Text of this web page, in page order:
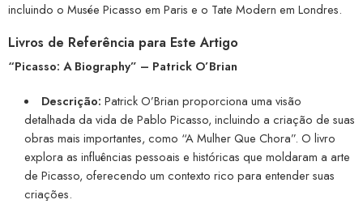
incluindo o Musée Picasso em Paris e o Tate Modern em Londres.
Livros de Referência para Este Artigo
“Picasso: A Biography” – Patrick O’Brian
Descrição: Patrick O’Brian proporciona uma visão
detalhada da vida de Pablo Picasso, incluindo a criação de suas
obras mais importantes, como “A Mulher Que Chora”. O livro
explora as influências pessoais e históricas que moldaram a arte
de Picasso, oferecendo um contexto rico para entender suas
criações.